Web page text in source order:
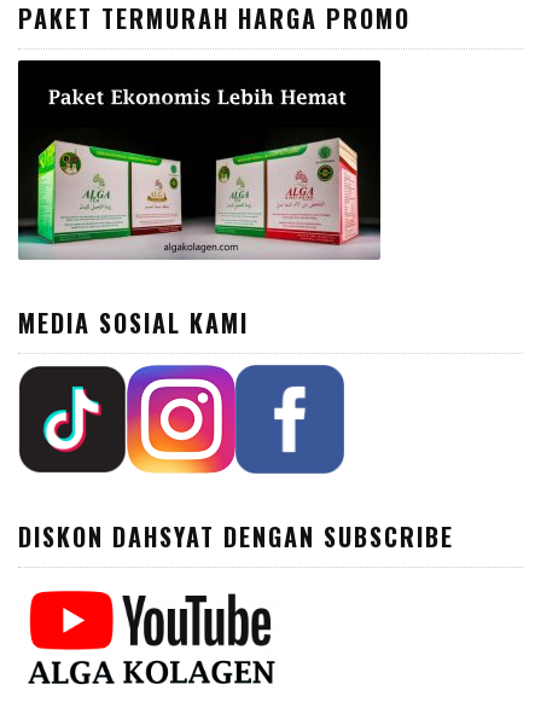
PAKET TERMURAH HARGA PROMO
MEDIA SOSIAL KAMI
DISKON DAHSYAT DENGAN SUBSCRIBE